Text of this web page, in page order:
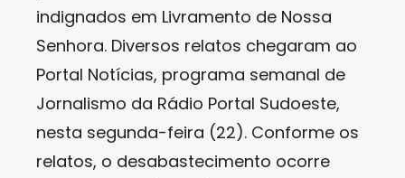
indignados em Livramento de Nossa
Senhora. Diversos relatos chegaram ao
Portal Notícias, programa semanal de
Jornalismo da Rádio Portal Sudoeste,
nesta segunda-feira (22). Conforme os
relatos, o desabastecimento ocorre